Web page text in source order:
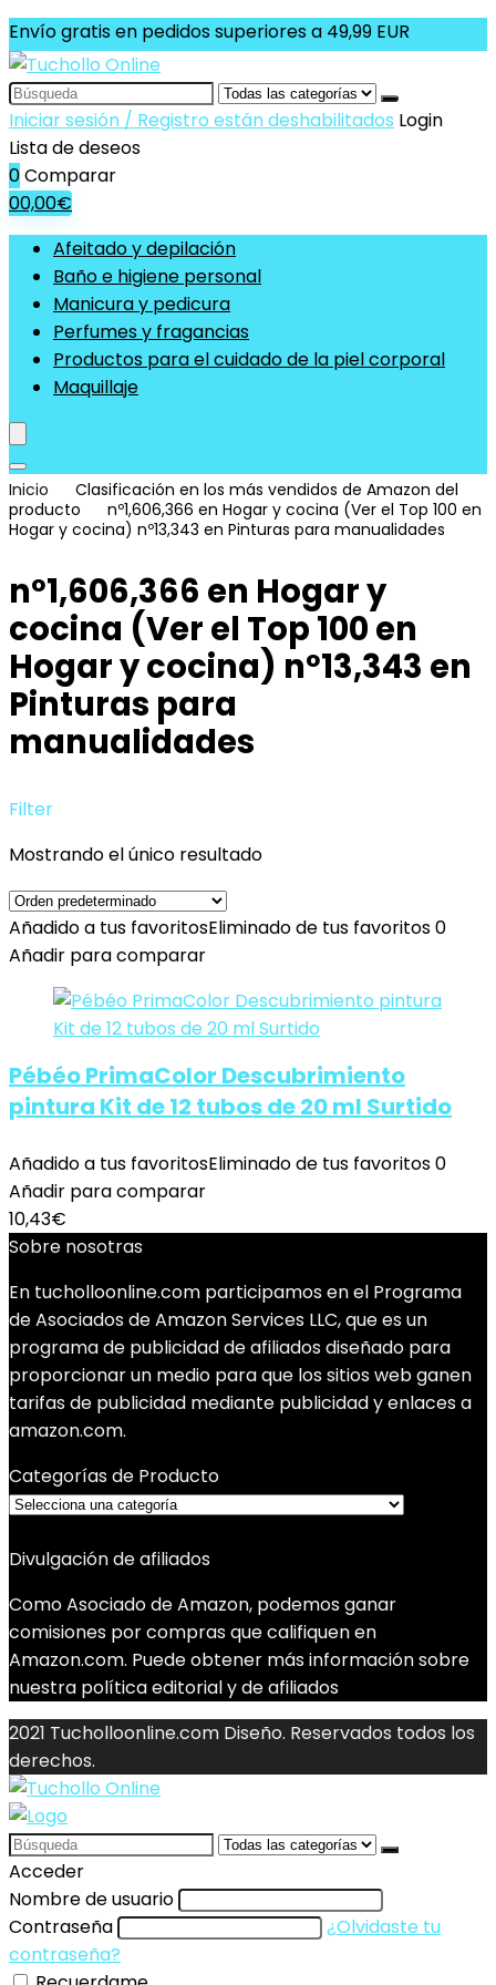
Envío gratis en pedidos superiores a 49,99 EUR
Search
for:
Iniciar sesión / Registro están deshabilitados Login
Lista de deseos
0Comparar
00,00€
Afeitado y depilación
Baño e higiene personal
Manicura y pedicura
Perfumes y fragancias
Productos para el cuidado de la piel corporal
Maquillaje
Inicio
Clasificación en los más vendidos de Amazon del
producto
nº1,606,366 en Hogar y cocina (Ver el Top 100 en
Hogar y cocina) nº13,343 en Pinturas para manualidades
nº1,606,366 en Hogar y
cocina (Ver el Top 100 en
Hogar y cocina) nº13,343 en
Pinturas para
manualidades
Filter
Mostrando el único resultado
Añadido a tus favoritosEliminado de tus favoritos0
Añadir para comparar
Pébéo PrimaColor Descubrimiento
pintura Kit de 12 tubos de 20 ml Surtido
Añadido a tus favoritosEliminado de tus favoritos0
Añadir para comparar
10,43€
Sobre nosotras
En tucholloonline.com participamos en el Programa
de Asociados de Amazon Services LLC, que es un
programa de publicidad de afiliados diseñado para
proporcionar un medio para que los sitios web ganen
tarifas de publicidad mediante publicidad y enlaces a
amazon.com.
Categorías de Producto
Divulgación de afiliados
Como Asociado de Amazon, podemos ganar
comisiones por compras que califiquen en
Amazon.com. Puede obtener más información sobre
nuestra política editorial y de afiliados
2021 Tucholloonline.com Diseño. Reservados todos los
derechos.
Search
for:
Acceder
Nombre de usuario
Contraseña
¿Olvidaste tu
contraseña?